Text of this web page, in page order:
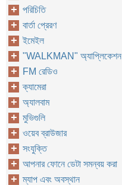
পরিচিতি
বার্তা প্রেরণ
ইমেইল
"WALKMAN" অ্যাপ্লিকেশন
FM রেডিও
ক্যামেরা
অ্যালবাম
মুভিগুলি
ওয়েব ব্রাউজার
সংযুক্তি
আপনার ফোনে ডেটা সমন্বয় করা
ম্যাপ এবং অবস্থান